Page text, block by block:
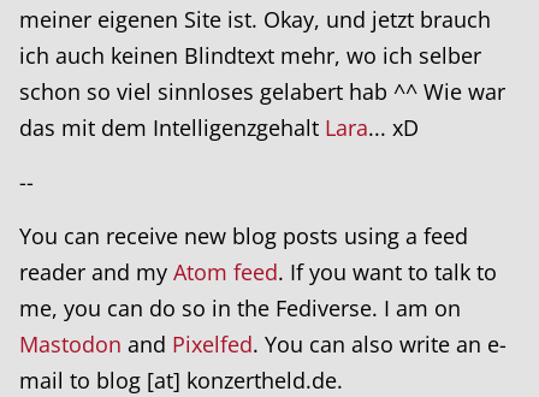
meiner eigenen Site ist. Okay, und jetzt brauch
ich auch keinen Blindtext mehr, wo ich selber
schon so viel sinnloses gelabert hab ^^ Wie war
das mit dem Intelligenzgehalt Lara... xD
--
You can receive new blog posts using a feed
reader and my Atom feed. If you want to talk to
me, you can do so in the Fediverse. I am on
Mastodon and Pixelfed. You can also write an e-
mail to blog [at] konzertheld.de.